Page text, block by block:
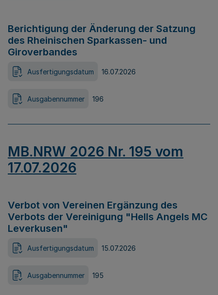
Berichtigung der Änderung der Satzung
des Rheinischen Sparkassen- und
Giroverbandes
Ausfertigungsdatum 16.07.2026
Ausgabennummer 196
MB.NRW 2026 Nr. 195 vom
17.07.2026
Verbot von Vereinen Ergänzung des
Verbots der Vereinigung "Hells Angels MC
Leverkusen"
Ausfertigungsdatum 15.07.2026
Ausgabennummer 195